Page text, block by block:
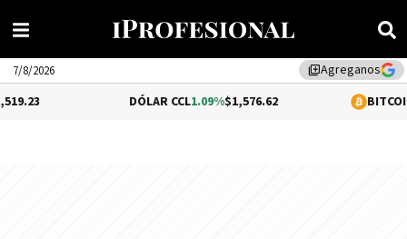
library_addAgreganos
7/8/2026
1.09%$1,576.62 0.48%